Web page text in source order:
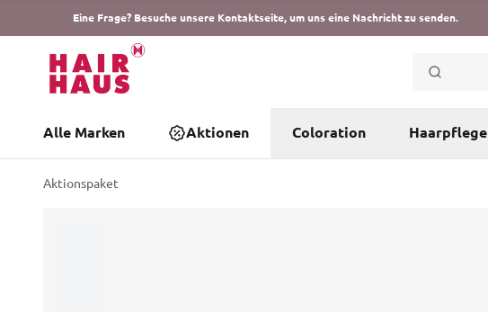
Eine Frage? Besuche unsere Kontaktseite, um uns eine Nachricht zu senden.
Alle Marken Aktionen Coloration Haarpflege
Aktionspaket